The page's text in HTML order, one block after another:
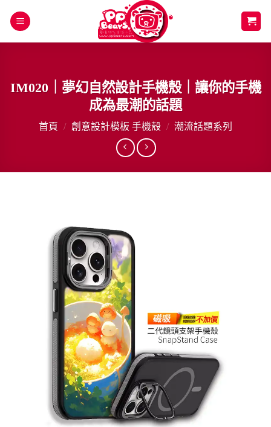
IM020｜夢幻自然設計手機殼｜讓你的手機
成為最潮的話題
首頁 / 創意設計模板 手機殼 / 潮流話題系列